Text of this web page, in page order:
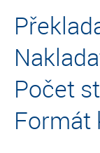
Počet
Formát